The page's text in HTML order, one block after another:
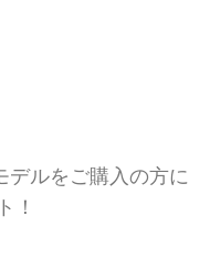
デルをご購入の方に
！